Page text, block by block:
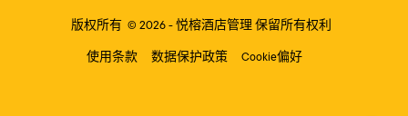
版权所有 © 2026 - 悦榕酒店管理 保留所有权利
使用条款 数据保护政策 Cookie偏好